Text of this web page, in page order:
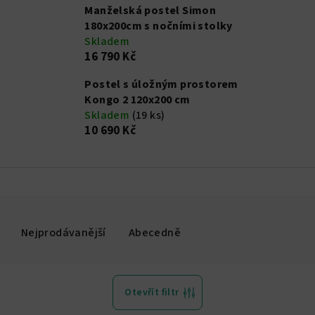
Manželská postel Simon
180x200cm s nočními stolky
Skladem
16 790 Kč
Postel s úložným prostorem
Kongo 2 120x200 cm
Skladem (19 ks)
10 690 Kč
Nejprodávanější Abecedně
Otevřít filtr